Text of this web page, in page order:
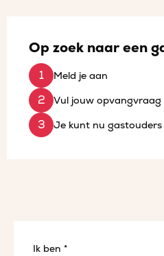
Op zoek naar een
Meld je aan
Vul jouw opvangvraag
Je kunt nu gastouders
Ik ben *